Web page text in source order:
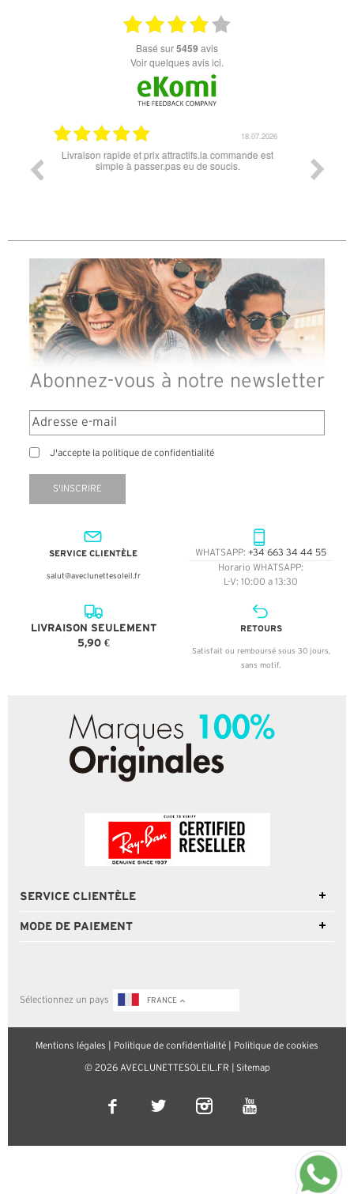
basé sur5459 avis
Voir quelques avis ici.
06.07.2026
Super lunette merci pour les lunettes pour l'éclipse
Abonnez-vous à notre newsletter
J'accepte la politique de confidentialité
S'INSCRIRE
SERVICE CLIENTÈLE
salut@aveclunettesoleil.fr
WHATSAPP: +34 663 34 44 55
Horario WHATSAPP:
L-V: 10:00 a 13:30
LIVRAISON SEULEMENT
5,90 €
RETOURS
Satisfait ou remboursé sous 30 jours,
sans motif.
SERVICE CLIENTÈLE
MODE DE PAIEMENT
Sélectionnez un pays FRANCE
Mentions légales Politique de confidentialité Politique de cookies
© 2026 AVECLUNETTESOLEIL.FR | Sitemap